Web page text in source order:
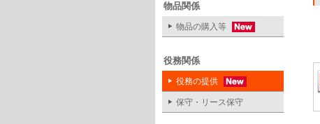
物品関係
物品の購入等
役務関係
役務の提供
保守・リース保守